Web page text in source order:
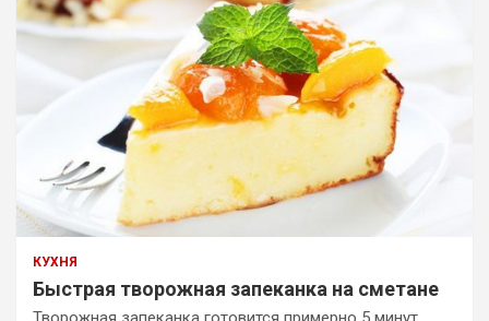
КУХНЯ
Быстрая творожная запеканка на сметане